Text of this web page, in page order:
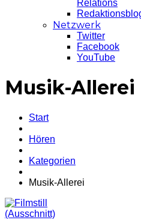
Relations
Netzwerk
Twitter
Facebook
YouTube
Musik-Allerei
Start
Hören
Kategorien
Musik-Allerei